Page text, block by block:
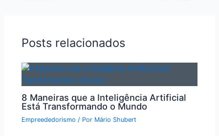
Posts relacionados
8 Maneiras que a Inteligência Artificial
Está Transformando o Mundo
Empreededorismo / Por Mário Shubert